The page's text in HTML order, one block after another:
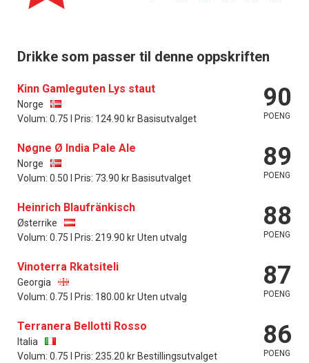
Drikke som passer til denne oppskriften
Kinn Gamleguten Lys staut
Norge
Volum: 0.75 l Pris: 124.90 kr Basisutvalget
90
POENG
Nøgne Ø India Pale Ale
Norge
Volum: 0.50 l Pris: 73.90 kr Basisutvalget
89
POENG
Heinrich Blaufränkisch
Østerrike
Volum: 0.75 l Pris: 219.90 kr Uten utvalg
88
POENG
Vinoterra Rkatsiteli
Georgia
Volum: 0.75 l Pris: 180.00 kr Uten utvalg
87
POENG
Terranera Bellotti Rosso
Italia
Volum: 0.75 l Pris: 235.20 kr Bestillingsutvalget
86
POENG